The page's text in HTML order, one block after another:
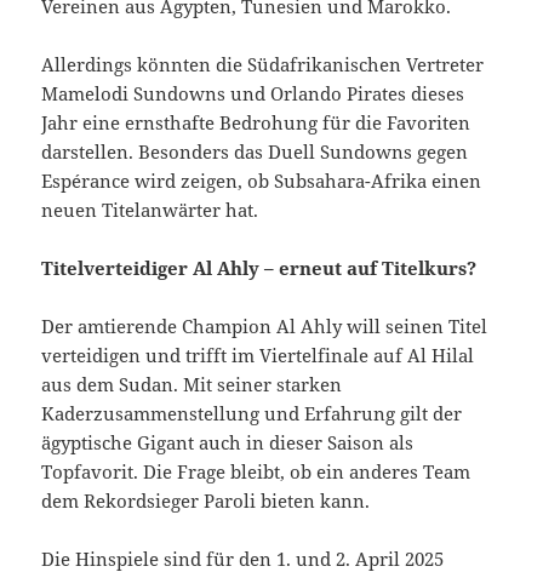
Vereinen aus Ägypten, Tunesien und Marokko.
Allerdings könnten die Südafrikanischen Vertreter
Mamelodi Sundowns und Orlando Pirates dieses
Jahr eine ernsthafte Bedrohung für die Favoriten
darstellen. Besonders das Duell Sundowns gegen
Espérance wird zeigen, ob Subsahara-Afrika einen
neuen Titelanwärter hat.
Titelverteidiger Al Ahly – erneut auf Titelkurs?
Der amtierende Champion Al Ahly will seinen Titel
verteidigen und trifft im Viertelfinale auf Al Hilal
aus dem Sudan. Mit seiner starken
Kaderzusammenstellung und Erfahrung gilt der
ägyptische Gigant auch in dieser Saison als
Topfavorit. Die Frage bleibt, ob ein anderes Team
dem Rekordsieger Paroli bieten kann.
Die Hinspiele sind für den 1. und 2. April 2025